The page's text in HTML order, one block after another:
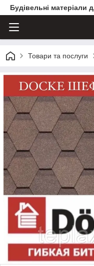
Будівельні матеріали
Товари та послуги